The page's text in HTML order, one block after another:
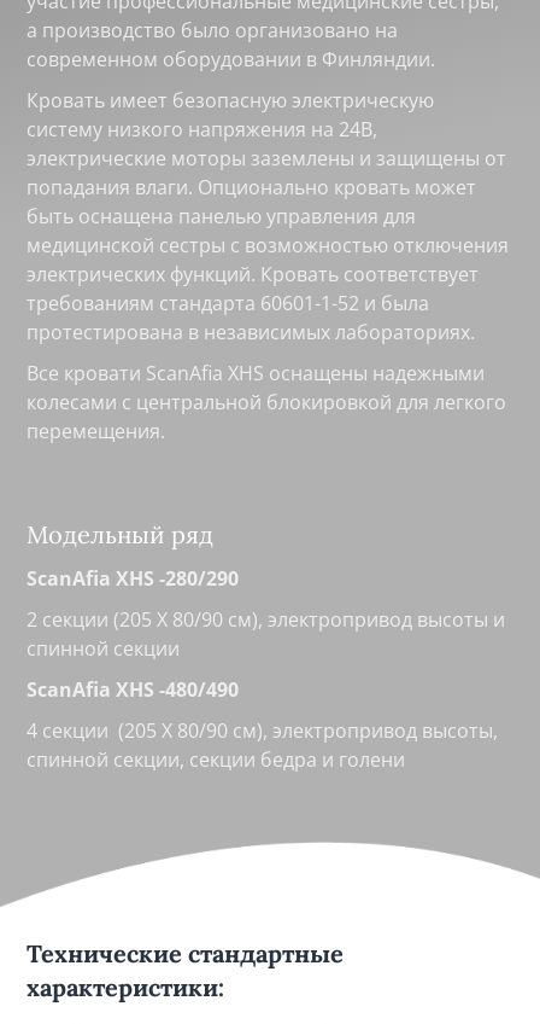
а производство было организовано на
современном оборудовании в Финляндии.
Кровать имеет безопасную электрическую
систему низкого напряжения на 24В,
электрические моторы заземлены и защищены от
попадания влаги. Опционально кровать может
быть оснащена панелью управления для
медицинской сестры с возможностью отключения
электрических функций. Кровать соответствует
требованиям стандарта 60601-1-52 и была
протестирована в независимых лабораториях.
Все кровати ScanAfia XHS оснащены надежными
колесами с центральной блокировкой для легкого
перемещения.
Модельный ряд
ScanAfia XHS -280/290
2 секции (205 X 80/90 см), электропривод высоты и
спинной секции
ScanAfia XHS -480/490
4 секции (205 X 80/90 см), электропривод высоты,
спинной секции, секции бедра и голени
Технические стандартные
характеристики: